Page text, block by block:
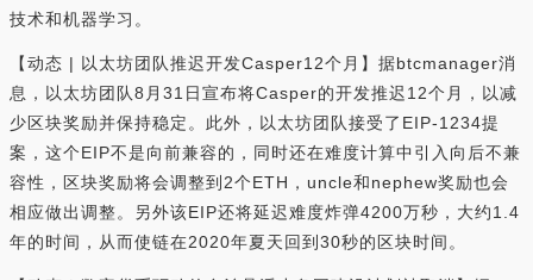
技术和机器学习。
【动态 | 以太坊团队推迟开发Casper12个月】据btcmanager消
息，以太坊团队8月31日宣布将Casper的开发推迟12个月，以减
少区块奖励并保持稳定。此外，以太坊团队接受了EIP-1234提
案，这个EIP不是向前兼容的，同时还在难度计算中引入向后不兼
容性，区块奖励将会调整到2个ETH，uncle和nephew奖励也会
相应做出调整。另外该EIP还将延迟难度炸弹4200万秒，大约1.4
年的时间，从而使链在2020年夏天回到30秒的区块时间。